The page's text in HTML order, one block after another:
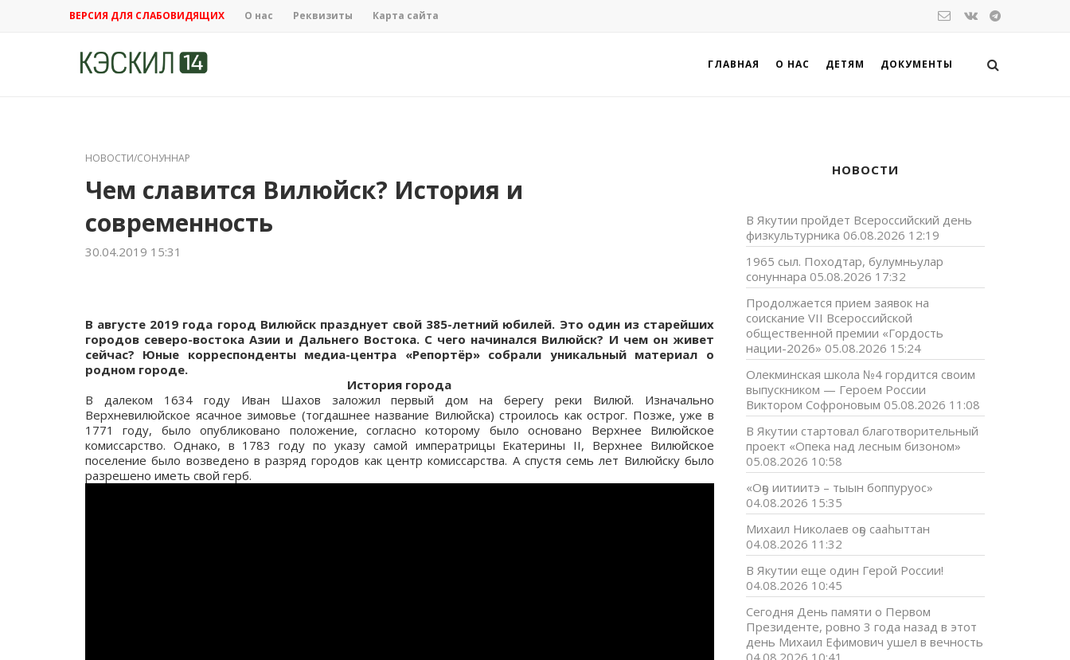
ВЕРСИЯ ДЛЯ СЛАБОВИДЯЩИХ О нас Реквизиты Карта сайта
ГЛАВНАЯ О НАС ДЕТЯМ ДОКУМЕНТЫ
НОВОСТИ/СОНУННАР
Чем славится Вилюйск? История и
современность
30.04.2019 15:31
В августе 2019 года город Вилюйск празднует свой 385-летний юбилей. Это один из старейших
городов северо-востока Азии и Дальнего Востока. С чего начинался Вилюйск? И чем он живет
сейчас? Юные корреспонденты медиа-центра «Репортёр» собрали уникальный материал о
родном городе.
История города
В далеком 1634 году Иван Шахов заложил первый дом на берегу реки Вилюй. Изначально
Верхневилюйское ясачное зимовье (тогдашнее название Вилюйска) строилось как острог. Позже, уже в
1771 году, было опубликовано положение, согласно которому было основано Верхнее Вилюйское
комиссарство. Однако, в 1783 году по указу самой императрицы Екатерины II, Верхнее Вилюйское
поселение было возведено в разряд городов как центр комиссарства. А спустя семь лет Вилюйску было
разрешено иметь свой герб.
НОВОСТИ
В Якутии пройдет Всероссийский день
физкультурника 06.08.2026 12:19
1965 сыл. Походтар, булумньулар
сонуннара 05.08.2026 17:32
Продолжается прием заявок на
соискание VII Всероссийской
общественной премии «Гордость
нации-2026» 05.08.2026 15:24
Олекминская школа №4 гордится своим
выпускником — Героем России
Виктором Софроновым 05.08.2026 11:08
В Якутии стартовал благотворительный
проект «Опека над лесным бизоном»
05.08.2026 10:58
«Оҕо иитиитэ – тыын боппуруос»
04.08.2026 15:35
Михаил Николаев оҕо сааһыттан
04.08.2026 11:32
В Якутии еще один Герой России!
04.08.2026 10:45
Сегодня День памяти о Первом
Президенте, ровно 3 года назад в этот
день Михаил Ефимович ушел в вечность
04.08.2026 10:41